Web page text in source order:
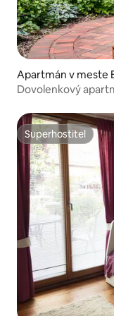
Apartmán v meste
Dovolenkový
Superhostiteľ
Superhostiteľ